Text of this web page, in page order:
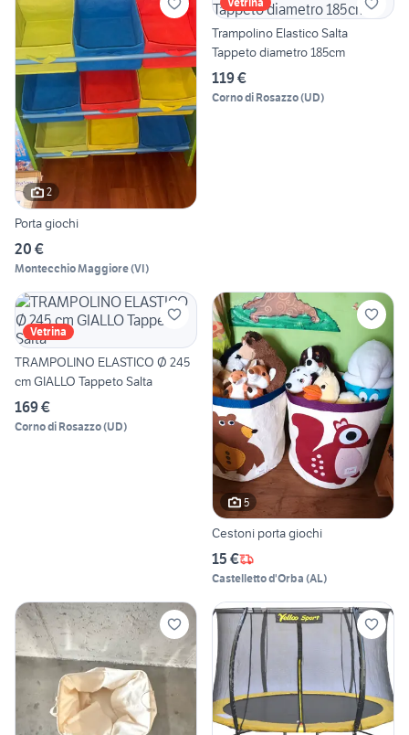
2
Porta giochi
20 €
Montecchio Maggiore(VI)
Trampolino Elastico Salta
Tappeto diametro 185cm
119 €
Corno di Rosazzo(UD)
Vetrina
TRAMPOLINO ELASTICO Ø 245
cm GIALLO Tappeto Salta
169 €
Corno di Rosazzo(UD)
5
Cestoni porta giochi
15 €
Castelletto d'Orba (AL)